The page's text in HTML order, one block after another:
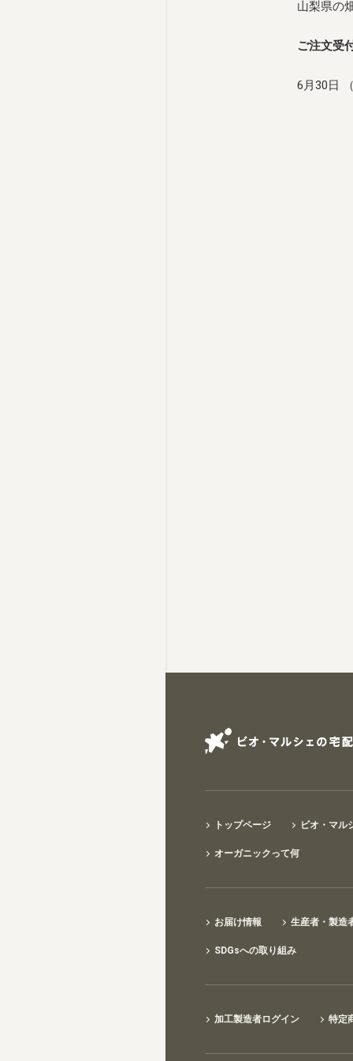
山梨県の
ご注文受
6月30日
トップページ ビオ・マル
オーガニックって何
お届け情報 生産者・製造
SDGsへの取り組み
加工製造者ログイン 特定